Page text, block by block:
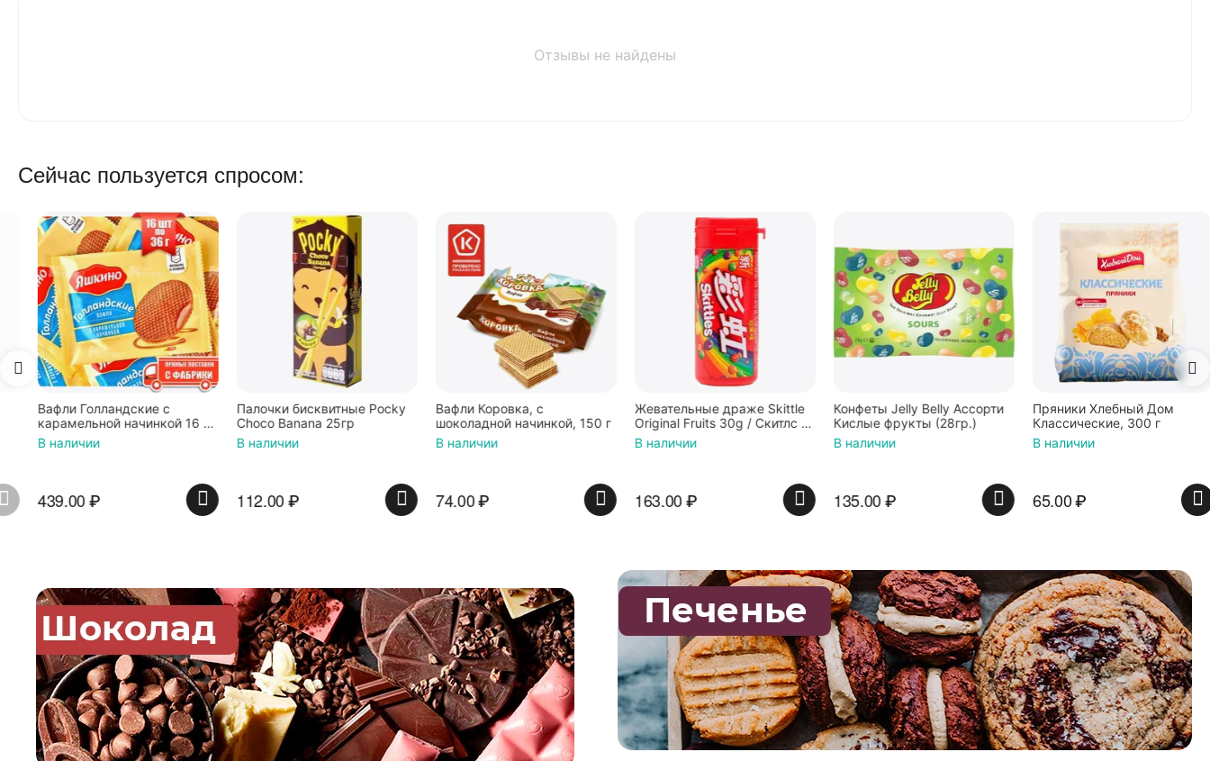
Отзывы не найдены
Сейчас пользуется спросом:
Вафли Голландские с
карамельной начинкой 16 шт
по 36 г ТМ Яшкино
В наличии
439.00₽
Палочки бисквитные Pocky
Choco Banana 25гр
В наличии
112.00₽
Вафли Коровка, c
шоколадной начинкой, 150 г
В наличии
74.00₽
Жевательные драже Skittle
Original Fruits 30g / Скитлс со
вкусом фруктов 30гр в
красной банке
В наличии
163.00₽
Конфеты Jelly Belly Ассорти
Кислые фрукты (28гр.)
В наличии
135.00₽
Пряники Хлебный Дом
Классические, 300 г
В наличии
65.00₽